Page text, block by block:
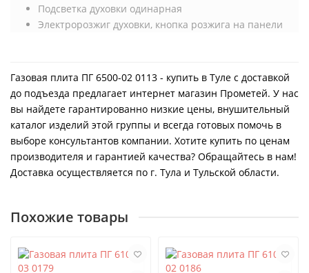
Подсветка духовки одинарная
Электророзжиг духовки, кнопка розжига на панели
Газовая плита ПГ 6500-02 0113 - купить в Туле с доставкой
до подъезда предлагает интернет магазин Прометей. У нас
вы найдете гарантированно низкие цены, внушительный
каталог изделий этой группы и всегда готовых помочь в
выборе консультантов компании. Хотите купить по ценам
производителя и гарантией качества? Обращайтесь в нам!
Доставка осуществляется по г. Тула и Тульской области.
Похожие товары